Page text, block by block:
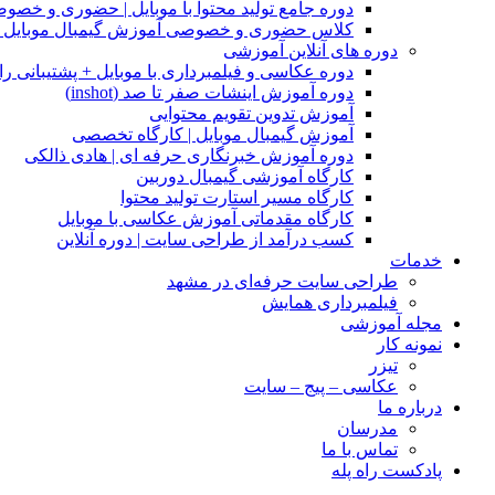
دوره جامع تولید محتوا با موبایل | حضوری و
کلاس حضوری و خصوصی آموزش گیمبال موبایل
دوره های آنلاین آموزشی
دوره عکاسی و فیلمبرداری با موبایل + پشتیبانی
دوره آموزش اینشات صفر تا صد (inshot)
آموزش تدوین تقویم محتوایی
آموزش گیمبال موبایل | کارگاه تخصصی
دوره آموزش خبرنگاری حرفه ای | هادی ذالکی
کارگاه آموزشی گیمبال دوربین
کارگاه مسیر استارت تولید محتوا
کارگاه مقدماتی آموزش عکاسی با موبایل
کسب درآمد از طراحی سایت | دوره آنلاین
خدمات
طراحی سایت حرفه‌ای در مشهد
فیلمبرداری همایش
مجله آموزشی
نمونه کار
تیزر
عکاسی – پیج – سایت
درباره ما
مدرسان
تماس با ما
پادکست راه پله